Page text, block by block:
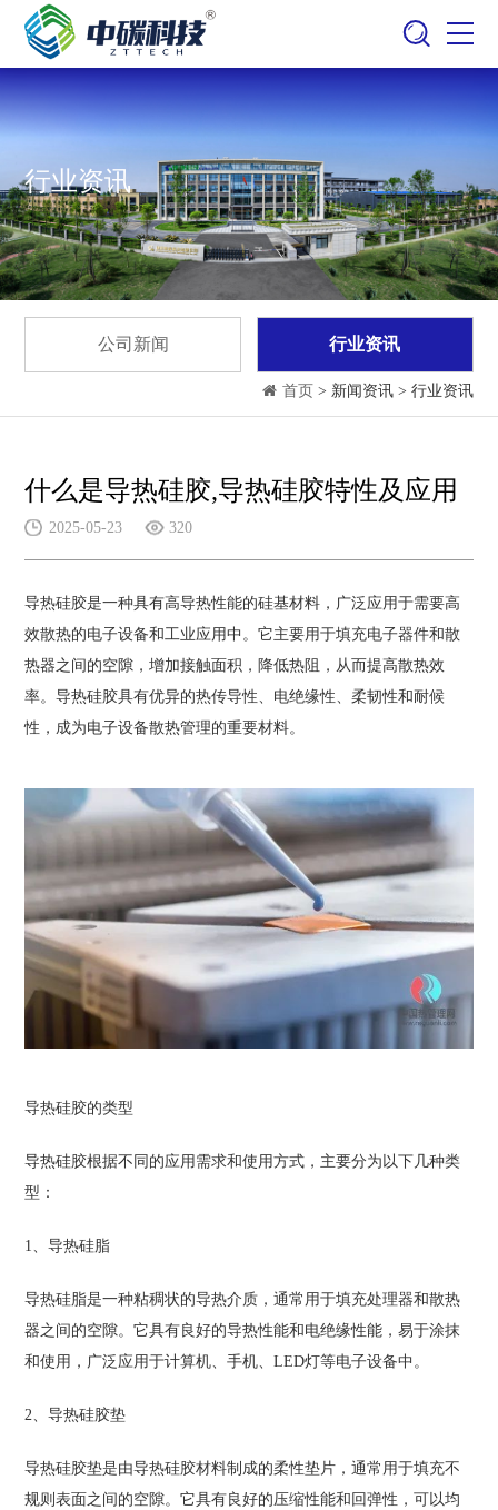
行业资讯
公司新闻 行业资讯
首页 > 新闻资讯 > 行业资讯
什么是导热硅胶,导热硅胶特性及应用
2025-05-23 320
导热硅胶是一种具有高导热性能的硅基材料，广泛应用于需要高
效散热的电子设备和工业应用中。它主要用于填充电子器件和散
热器之间的空隙，增加接触面积，降低热阻，从而提高散热效
率。导热硅胶具有优异的热传导性、电绝缘性、柔韧性和耐候
性，成为电子设备散热管理的重要材料。
导热硅胶的类型
导热硅胶根据不同的应用需求和使用方式，主要分为以下几种类
型：
1、导热硅脂
导热硅脂是一种粘稠状的导热介质，通常用于填充处理器和散热
器之间的空隙。它具有良好的导热性能和电绝缘性能，易于涂抹
和使用，广泛应用于计算机、手机、LED灯等电子设备中。
2、导热硅胶垫
导热硅胶垫是由导热硅胶材料制成的柔性垫片，通常用于填充不
规则表面之间的空隙。它具有良好的压缩性能和回弹性，可以均